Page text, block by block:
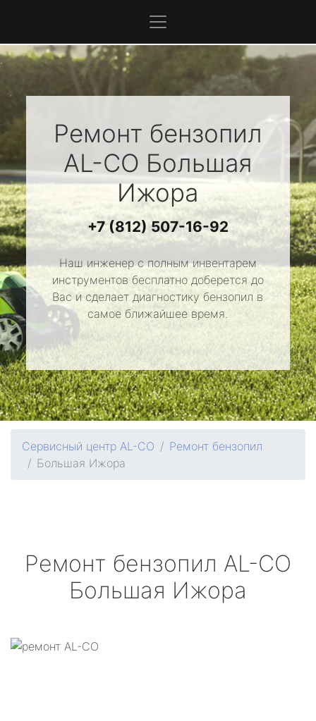
Ремонт бензопил
AL-CO Большая
Ижора
+7 (812) 507-16-92
Наш инженер с полным инвентарем
инструментов бесплатно доберется до
Вас и сделает диагностику бензопил в
самое ближайшее время.
Сервисный центр AL-CO
Ремонт бензопил
Большая Ижора
Ремонт бензопил AL-CO
Большая Ижора